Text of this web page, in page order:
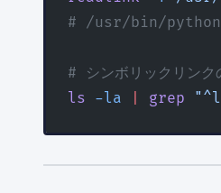
# /usr/bin/
# シンボリックリンク
ls -la grep